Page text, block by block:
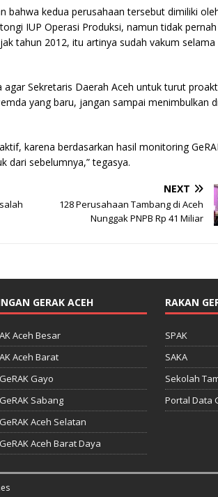
bahwa kedua perusahaan tersebut dimiliki
IUP Operasi Produksi, namun tidak
tahun 2012, itu artinya sudah vakum selama
agar Sekretaris Daerah Aceh untuk turut
yang baru, jangan sampai menimbulkan
karena berdasarkan hasil monitoring
dari sebelumnya,” tegasya.
NEXT
128 Perusahaan Tambang di Aceh
Nunggak PNPB Rp 41 Miliar
GERAK ACEH
Aceh Besar
Aceh Barat
Gayo
Sabang
Aceh Selatan
Aceh Barat Daya
RAKAN
SPAK
SAKA
Sekolah
Portal Data